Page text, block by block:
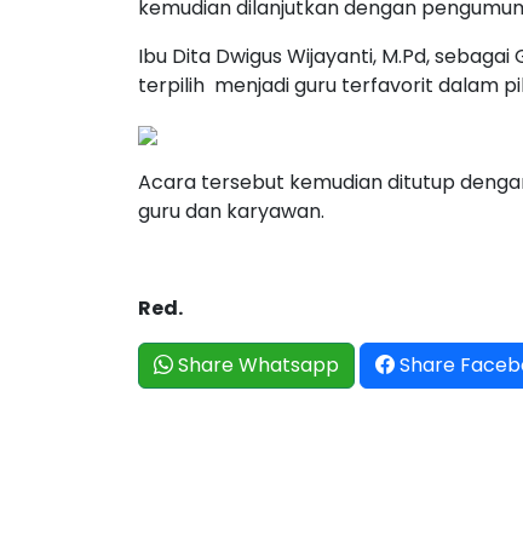
kemudian dilanjutkan dengan
Ibu Dita Dwigus Wijayanti, M.Pd,
terpilih menjadi guru terfavorit dalam
Acara tersebut kemudian ditutup
guru dan karyawan.
Red.
Share Whatsapp Share